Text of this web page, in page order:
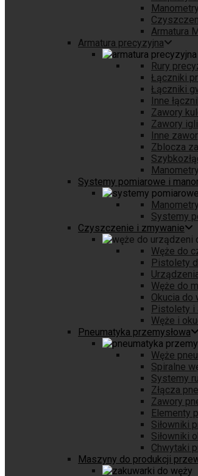
Armatura
Armatura precyzyjna
Rury
Łączniki
Łączniki
Inne
Zawory
Zawory
Inne
Zblocza
Systemy pomiarowe i
Manometry
Systemy
Czyszczenie i zmywanie
Węże do
Pistolety
Węże do
Okucia do
Pistolety i
Węże i
Pneumatyka przemysłowa
Węże
Spiralne
Systemy
Złącza
Zawory
Elementy
Siłowniki
Siłowniki
Chwytaki
Maszyny do produkcji